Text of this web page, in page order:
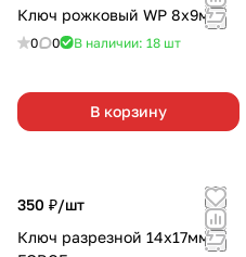
Ключ рожковый WP 8х9мм
0 0 В наличии: 18 шт
В корзину
350 ₽/шт
Ключ разрезной 14х17мм